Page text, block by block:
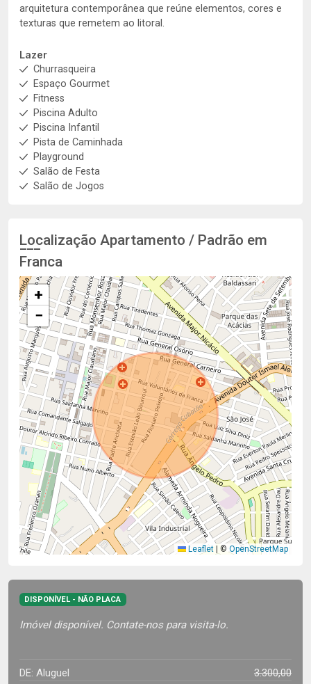
arquitetura contemporânea que reúne elementos, cores e
texturas que remetem ao litoral.
Lazer
Churrasqueira
Espaço Gourmet
Fitness
Piscina Adulto
Piscina Infantil
Pista de Caminhada
Playground
Salão de Festa
Salão de Jogos
Localização Apartamento / Padrão em
Franca
+
−
Leaflet © OpenStreetMap
DISPONÍVEL - NÃO PLACA
Imóvel disponível. Contate-nos para visita-lo.
DE: Aluguel 3.300,00